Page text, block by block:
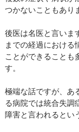
つかないこともあり
後医は名医と言いま
までの経過における
ことができることも
す。
極端な話ですが、あ
る病院では統合失調
障害と言われるとい